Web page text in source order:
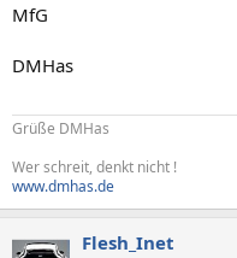
MfG
DMHas
Grüße DMHas
Wer schreit, denkt nicht !
www.dmhas.de
Flesh_Inet